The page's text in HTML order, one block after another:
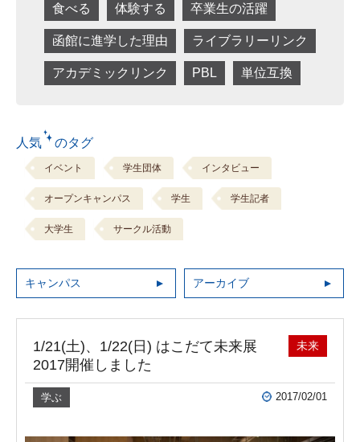
食べる 体験する 卒業生の活躍
函館に進学した理由 ライブラリーリンク
アカデミックリンク PBL 単位互換
人気 のタグ
イベント 学生団体 インタビュー
オープンキャンパス 学生 学生記者
大学生 サークル活動
キャンパス アーカイブ
1/21(土)、1/22(日) はこだて未来展
2017開催しました
未来
学ぶ 2017/02/01